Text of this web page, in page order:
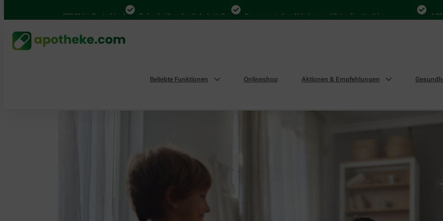
4.000 Mal in Deutschland Online bei Ihrer Apotheke bestellen Bequem zwischen Abholung und Botendienst wählen 4.000 Mal in
Beliebte Funktionen Onlineshop Aktionen & Empfehlungen